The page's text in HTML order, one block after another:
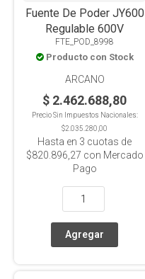
Fuente De Poder JY600
Regulable 600V
FTE_POD_8998
Producto con Stock
ARCANO
$ 2.462.688,80
Precio Sin Impuestos Nacionales:
$2.035.280,00
Hasta en 3 cuotas de
$820.896,27 con Mercado
Pago